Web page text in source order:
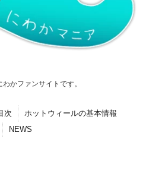
かファンサイトです。
次
ホットウィールの基本情報
NEWS